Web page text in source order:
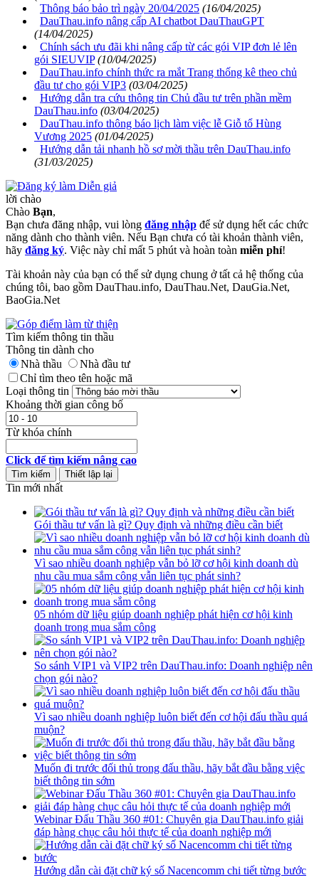
Thông báo bảo trì ngày 20/04/2025 (16/04/2025)
DauThau.info nâng cấp AI chatbot DauThauGPT
(14/04/2025)
Chính sách ưu đãi khi nâng cấp từ các gói VIP đơn lẻ lên
gói SIEUVIP (10/04/2025)
DauThau.info chính thức ra mắt Trang thống kê theo chủ
đầu tư cho gói VIP3 (03/04/2025)
Hướng dẫn tra cứu thông tin Chủ đầu tư trên phần mềm
DauThau.info (03/04/2025)
DauThau.info thông báo lịch làm việc lễ Giỗ tổ Hùng
Vương 2025 (01/04/2025)
Hướng dẫn tải nhanh hồ sơ mời thầu trên DauThau.info
(31/03/2025)
lời chào
Chào Bạn,
Bạn chưa đăng nhập, vui lòng đăng nhập để sử dụng hết các chức
năng dành cho thành viên. Nếu Bạn chưa có tài khoản thành viên,
hãy đăng ký. Việc này chỉ mất 5 phút và hoàn toàn miễn phí!
Tài khoản này của bạn có thể sử dụng chung ở tất cả hệ thống của
chúng tôi, bao gồm DauThau.info, DauThau.Net, DauGia.Net,
BaoGia.Net
Tìm kiếm thông tin thầu
Thông tin dành cho
Nhà thầu
Nhà đầu tư
Chỉ tìm theo tên hoặc mã
Loại thông tin
Khoảng thời gian công bố
Từ khóa chính
Click để tìm kiếm nâng cao
Tin mới nhất
Gói thầu tư vấn là gì? Quy định và những điều cần biết
Vì sao nhiều doanh nghiệp vẫn bỏ lỡ cơ hội kinh doanh dù
nhu cầu mua sắm công vẫn liên tục phát sinh?
05 nhóm dữ liệu giúp doanh nghiệp phát hiện cơ hội kinh
doanh trong mua sắm công
So sánh VIP1 và VIP2 trên DauThau.info: Doanh nghiệp nên
chọn gói nào?
Vì sao nhiều doanh nghiệp luôn biết đến cơ hội đấu thầu quá
muộn?
Muốn đi trước đối thủ trong đấu thầu, hãy bắt đầu bằng việc
biết thông tin sớm
Webinar Đấu Thầu 360 #01: Chuyên gia DauThau.info giải
đáp hàng chục câu hỏi thực tế của doanh nghiệp mới
Hướng dẫn cài đặt chữ ký số Nacencomm chi tiết từng bước